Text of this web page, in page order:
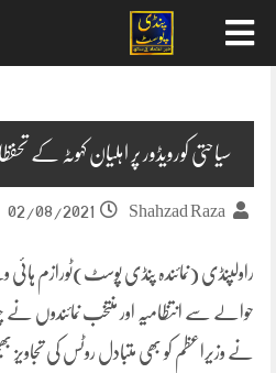
سیاحتی کورویڈور پر اہلیان کہوٹہ کے
Shahzad Raza
02/08/2021
راولپنڈی (نمائندہ پنڈی پوسٹ)ٹورازم
حوالے سے انتظامیہ اور منتخب نمائندوں نے
نے وزیراعظم کو بھی متبادل روٹس کی تجاویز